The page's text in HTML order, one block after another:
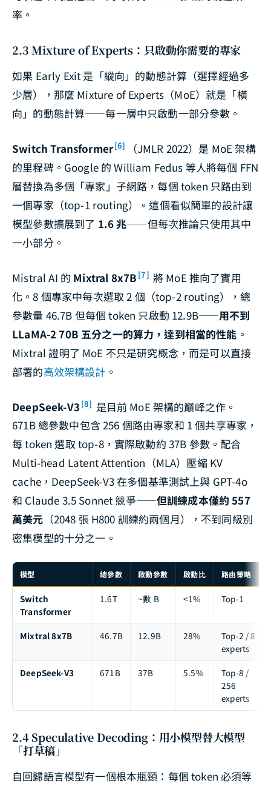
率。
2.3 Mixture of Experts：只啟動你需要的專家
如果 Early Exit 是「縱向」的動態計算（選擇經過多
少層），那麼 Mixture of Experts（MoE）就是「橫
向」的動態計算——每一層中只啟動一部分參數。
Switch Transformer[6]
（JMLR 2022）是 MoE 架構
的里程碑。Google 的 William Fedus 等人將每個 FFN
層替換為多個「專家」子網路，每個 token 只路由到
一個專家（top-1 routing）。這個看似簡單的設計讓
模型參數擴展到了 1.6 兆——但每次推論只使用其中
一小部分。
Mistral AI 的 Mixtral 8x7B [7] 將 MoE 推向了實用
化。8 個專家中每次選取 2 個（top-2 routing），總
參數量 46.7B 但每個 token 只啟動 12.9B——用不到
LLaMA-2 70B 五分之一的算力，達到相當的性能 。
Mixtral 證明了 MoE 不只是研究概念，而是可以直接
部署的高效架構設計 。
DeepSeek-V3 [8] 是目前 MoE 架構的巔峰之作。
671B 總參數中包含 256 個路由專家和 1 個共享專家，
每 token 選取 top-8，實際啟動約 37B 參數。配合
Multi-head Latent Attention（MLA）壓縮 KV
cache，DeepSeek-V3 在多個基準測試上與 GPT-4o
和 Claude 3.5 Sonnet 競爭——但訓練成本僅約 557
萬美元 （2048 張 H800 訓練約兩個月），不到同級別
密集模型的十分之一。
模型 總參數 啟動參數 啟動比 路由策略
Switch
Transformer
1.6T ~數 B <1% Top-1
Mixtral 8x7B 46.7B 12.9B 28%
Top-2 / 8
experts
DeepSeek-V3
671B 37B 5.5%
Top-8 /
256
experts
2.4 Speculative Decoding：用小模型替大模型
「打草稿」
自回歸語言模型有一個根本瓶頸：每個 token 必須等